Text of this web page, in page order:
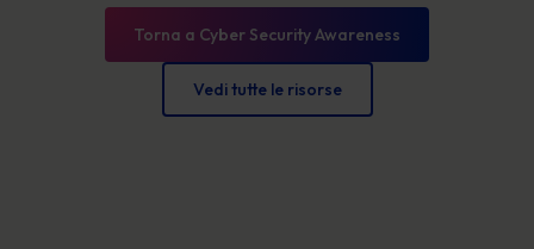
Torna a Cyber Security Awareness
Vedi tutte le risorse